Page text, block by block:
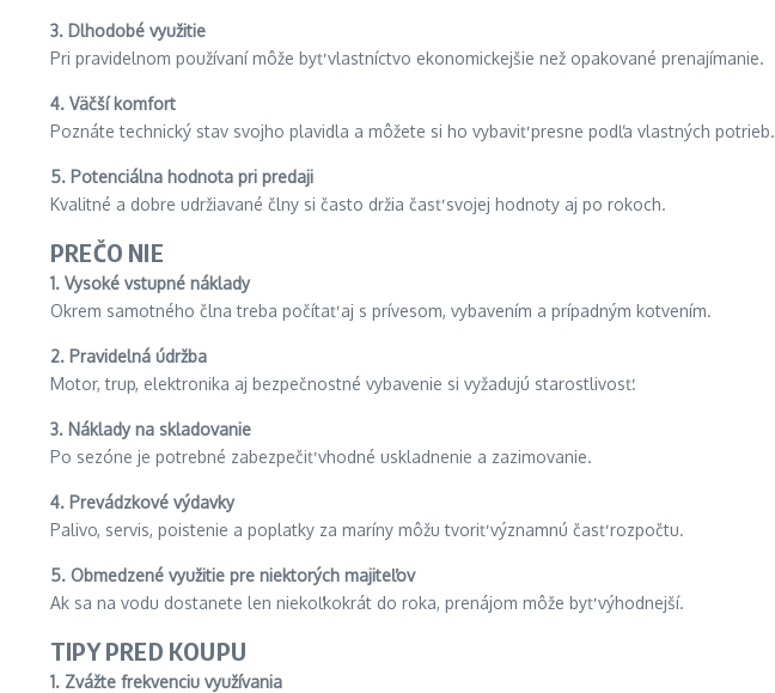
3. Dlhodobé využitie
Pri pravidelnom používaní môže byť vlastníctvo ekonomickejšie než opakované prenajímanie.
4. Väčší komfort
Poznáte technický stav svojho plavidla a môžete si ho vybaviť presne podľa vlastných potrieb.
5. Potenciálna hodnota pri predaji
Kvalitné a dobre udržiavané člny si často držia časť svojej hodnoty aj po rokoch.
PREČO NIE
1. Vysoké vstupné náklady
Okrem samotného člna treba počítať aj s prívesom, vybavením a prípadným kotvením.
2. Pravidelná údržba
Motor, trup, elektronika aj bezpečnostné vybavenie si vyžadujú starostlivosť.
3. Náklady na skladovanie
Po sezóne je potrebné zabezpečiť vhodné uskladnenie a zazimovanie.
4. Prevádzkové výdavky
Palivo, servis, poistenie a poplatky za maríny môžu tvoriť významnú časť rozpočtu.
5. Obmedzené využitie pre niektorých majiteľov
Ak sa na vodu dostanete len niekoľkokrát do roka, prenájom môže byť výhodnejší.
TIPY PRED KOUPU
1. Zvážte frekvenciu využívania